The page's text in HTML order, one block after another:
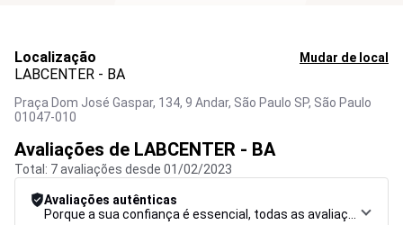
Localização Mudar de local
LABCENTER - BA
Praça Dom José Gaspar, 134, 9 Andar, São Paulo SP, São Paulo
01047-010
Avaliações de LABCENTER - BA
Total: 7 avaliações desde 01/02/2023
Avaliações autênticas